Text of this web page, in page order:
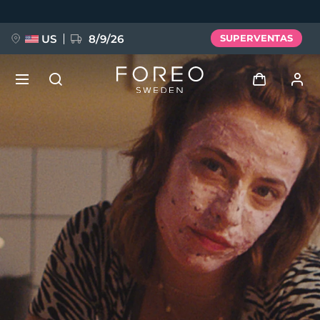
US 8/9/26 SUPERVENTAS
Iniciar sesión
Perfil de usuario
Mis dispositivos
Mis pedidos
Mis direcciones
Mis suscripciones
FAQ™ Pure Beauty-Tech Elixir
BREAKING NEWS
issa™ Teeth Whitening Set
Idioma
Deutsch
Español
Français
Italiano
Português
Polski
Svenska
Русский
Türkçe
简体中文 繁體中文